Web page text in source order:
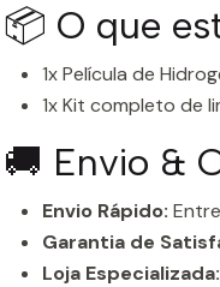
📦 O que
1x Película de
1x Kit completo de
🚚 Envio &
Envio Rápido:
Garantia de
Loja Especializada: